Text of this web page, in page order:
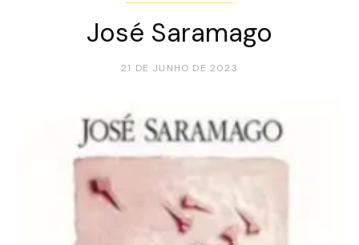
José Saramago
21 DE JUNHO DE 2023